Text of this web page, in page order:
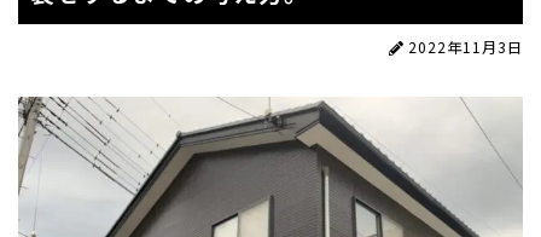
2022年11月3日